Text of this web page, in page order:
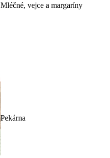
Mléčné, vejce a margaríny
Pekárna